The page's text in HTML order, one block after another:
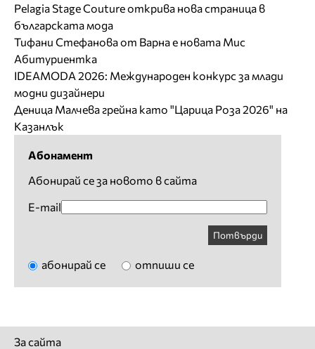
Pelagia Stage Couture открива нова страница в
българската мода
Тифани Стефанова от Варна е новата Мис
Абитуриентка
IDEAMODA 2026: Международен конкурс за млади
модни дизайнери
Деница Малчева грейна като "Царица Роза 2026" на
Казанлък
Абонамент
Абонирай се за новото в сайта
E-mail
Потвърди
абонирай се отпиши се
За сайта